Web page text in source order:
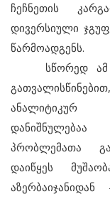
ჩეჩნეთის
დივერსიული
წარმოადგენს.
სწორედ ამ
ანალიტიკურ
პრობლემათა
დაიწყეს